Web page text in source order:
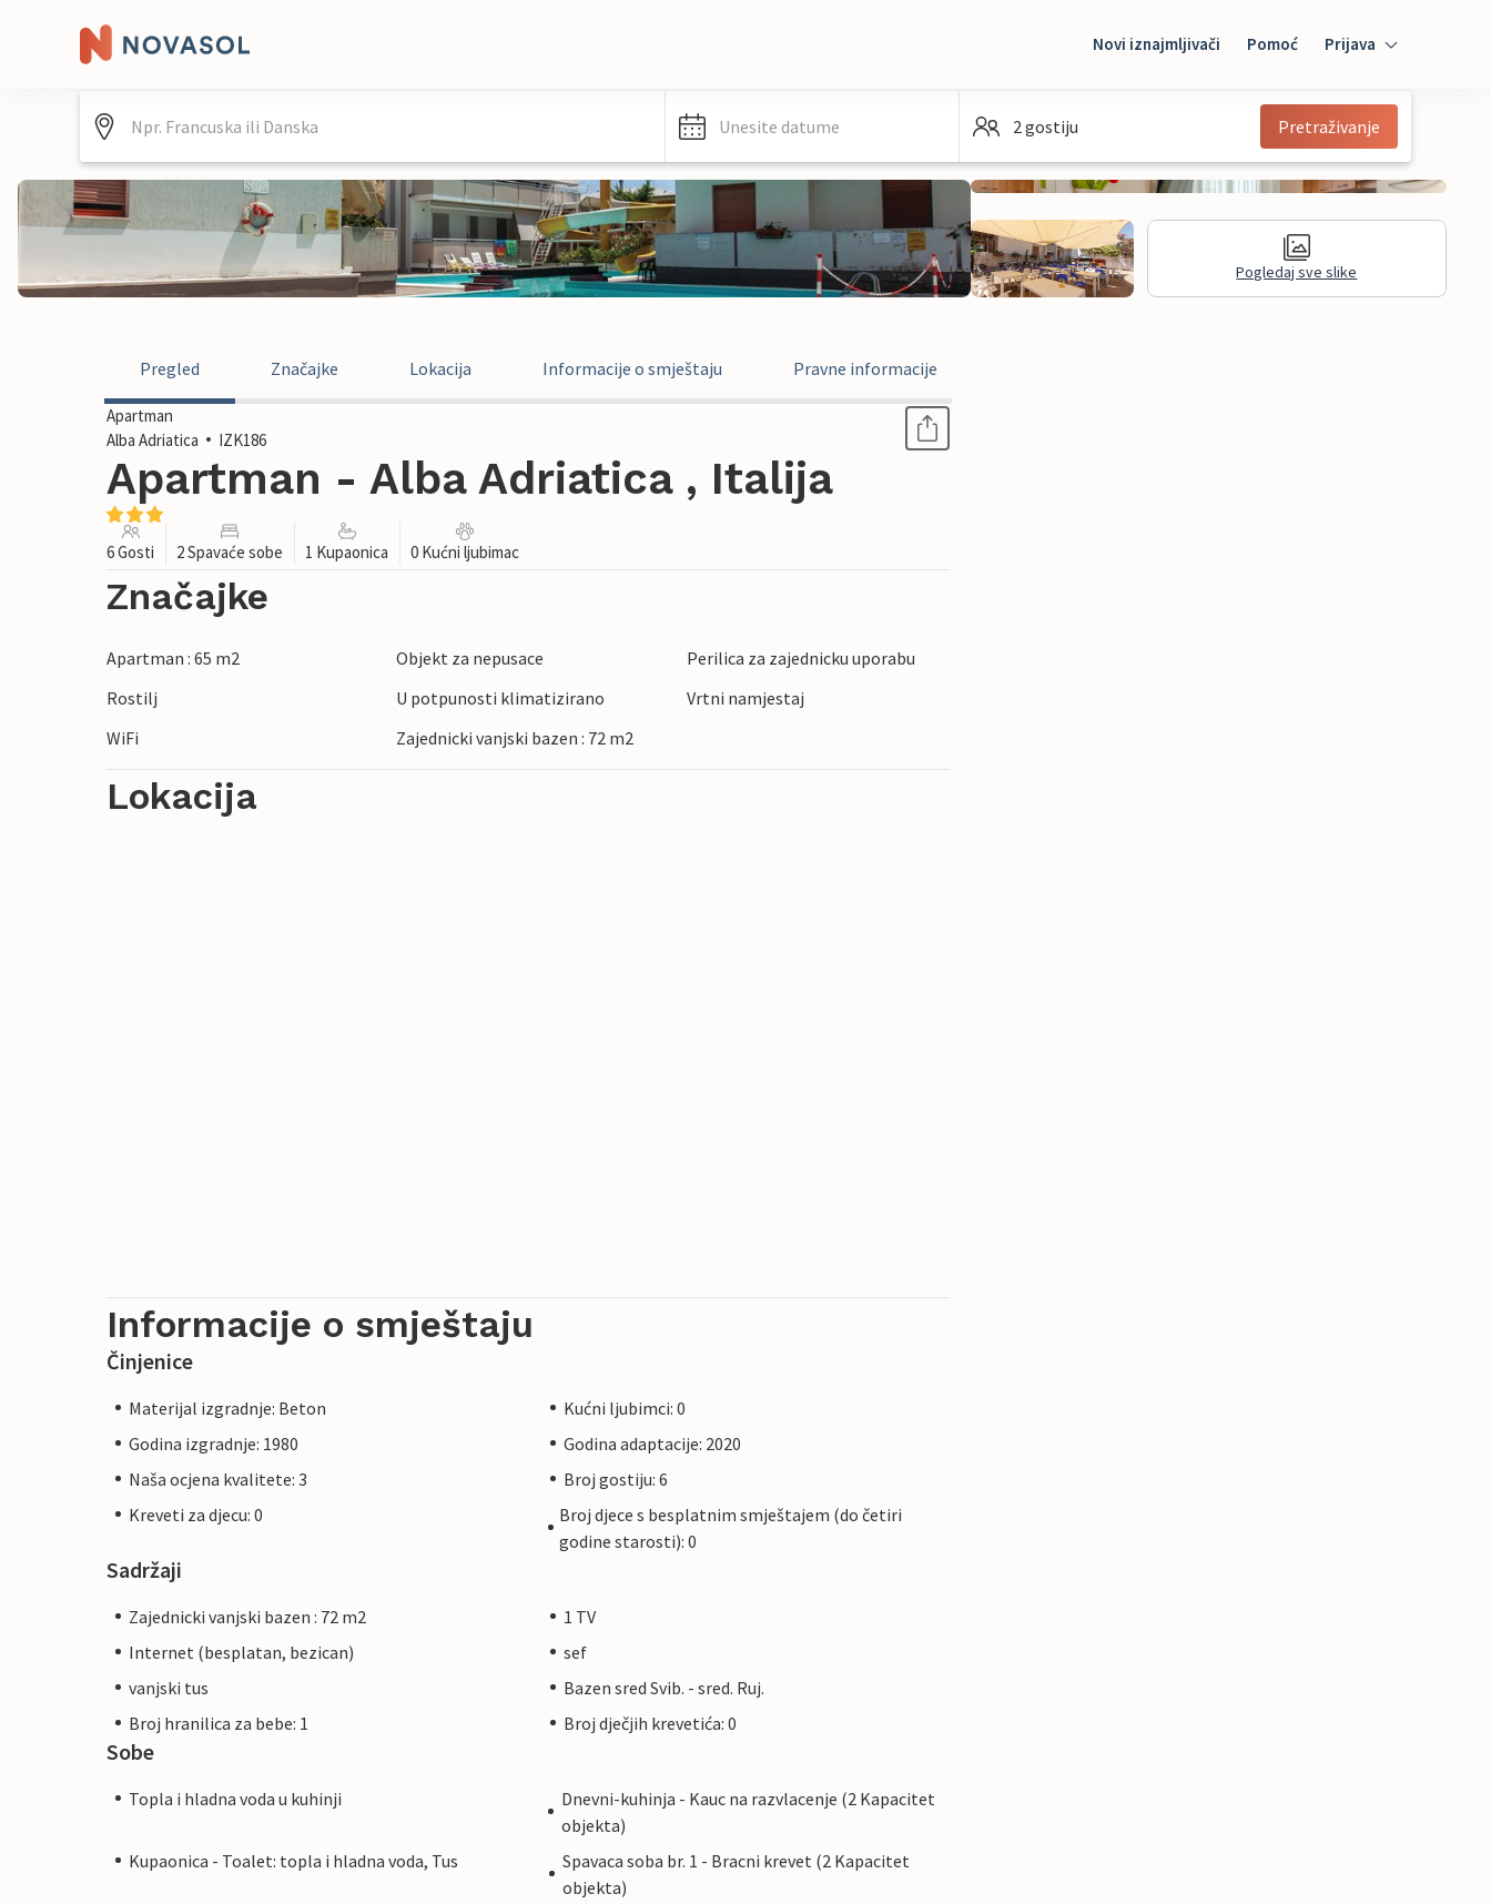
Novi iznajmljivači Pomoć Prijava
Mybooking
Unesite datume 2 gostiju Pretraživanje
Pogledaj sve slike
Pregled Značajke Lokacija Informacije o smještaju Pravne informacije
Apartman
Alba Adriatica
IZK186
Apartman - Alba Adriatica , Italija
6 Gosti 2 Spavaće sobe 1 Kupaonica 0 Kućni ljubimac
Značajke
Apartman : 65 m2 Objekt za nepusace
Perilica za zajednicku uporabu
Rostilj
U potpunosti klimatizirano
Vrtni namjestaj
WiFi
Zajednicki vanjski bazen : 72 m2
Lokacija
Informacije o smještaju
Činjenice
Materijal izgradnje: Beton
Kućni ljubimci: 0
Godina izgradnje: 1980
Godina adaptacije: 2020
Naša ocjena kvalitete: 3
Broj gostiju: 6
Kreveti za djecu: 0
Broj djece s besplatnim smještajem (do četiri
godine starosti): 0
Sadržaji
Zajednicki vanjski bazen : 72 m2
1 TV
Internet (besplatan, bezican)
sef
vanjski tus
Bazen sred Svib. - sred. Ruj.
Broj hranilica za bebe: 1
Broj dječjih krevetića: 0
Sobe
Topla i hladna voda u kuhinji
Dnevni-kuhinja - Kauc na razvlacenje (2 Kapacitet
objekta)
Kupaonica - Toalet: topla i hladna voda, Tus
Spavaca soba br. 1 - Bracni krevet (2 Kapacitet
objekta)